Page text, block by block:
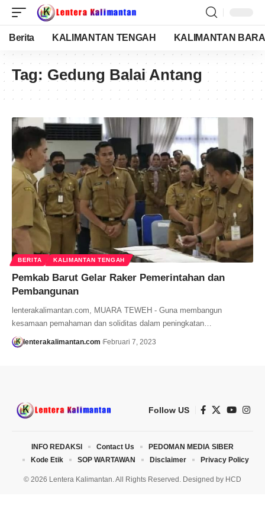
Berita KALIMANTAN TENGAH KALIMANTAN
Tag: Gedung Balai Antang
BERITA KALIMANTAN TENGAH
Pemkab Barut Gelar Raker Pemerintahan dan
Pembangunan
lenterakalimantan.com, MUARA TEWEH - Guna membangun
kesamaan pemahaman dan soliditas dalam peningkatan…
lenterakalimantan.com Februari 7, 2023
Follow US
© 2026 Lentera Kalimantan. All Rights Reserved. Designed by HCD
INFO REDAKSI Contact Us
PEDOMAN MEDIA SIBER
Kode Etik
SOP WARTAWAN Disclaimer Privacy Policy